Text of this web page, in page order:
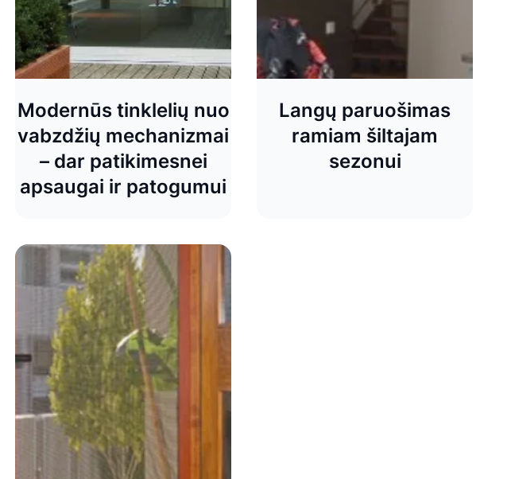
Modernūs tinklelių nuo
vabzdžių mechanizmai
– dar patikimesnei
apsaugai ir patogumui
Langų paruošimas
ramiam šiltajam
sezonui